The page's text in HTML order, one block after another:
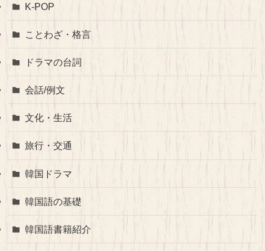
K-POP
ことわざ・格言
ドラマの台詞
会話/例文
文化・生活
旅行・交通
韓国ドラマ
韓国語の基礎
韓国語書籍紹介